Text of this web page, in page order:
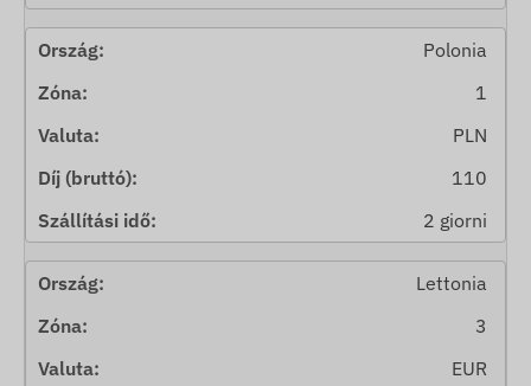
Polonia
1
PLN
110
2 giorni
Lettonia
3
EUR